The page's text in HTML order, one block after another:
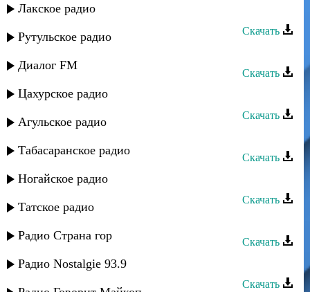
Лакское радио
Рутульское радио
Диалог FM
Цахурское радио
Агульское радио
Табасаранское радио
Ногайское радио
Татское радио
Радио Страна гор
Радио Nostalgie 93.9
Амир Мухтаров - Лезгинка
Скачать
Скачать
Седагет Саидова - Лезги рушар
Скачать
Скачать
DJ Rambo - Лезгинка 2009
Скачать
Скачать
Лезгинка - Лезгинка-mix
Скачать